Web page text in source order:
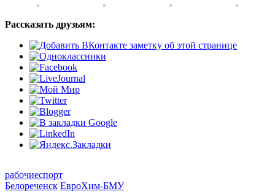
Рассказать друзьям:
рабочиеспорт
Белореченск ЕвроХим-БМУ